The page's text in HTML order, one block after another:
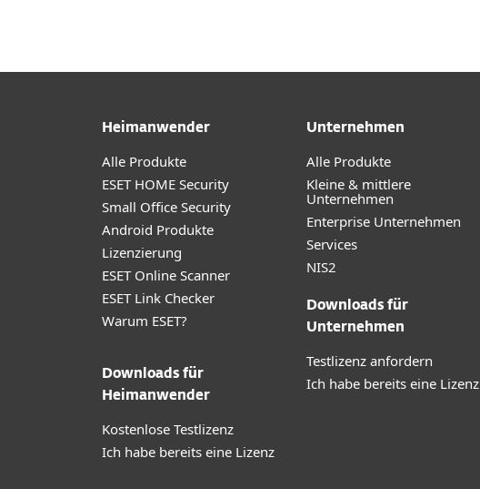
Heimanwender
Alle Produkte
ESET HOME Security
Small Office Security
Android Produkte
Lizenzierung
ESET Online Scanner
ESET Link Checker
Warum ESET?
Downloads für
Heimanwender
Kostenlose Testlizenz
Ich habe bereits eine Lizenz
Unternehmen
Alle Produkte
Kleine & mittlere
Unternehmen
Enterprise Unternehmen
Services
NIS2
Downloads für
Unternehmen
Testlizenz anfordern
Ich habe bereits eine Lizenz